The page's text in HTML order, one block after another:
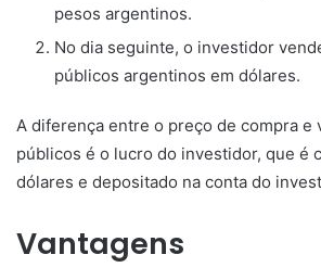
pesos argentinos.
No dia seguinte, o investidor
públicos argentinos em dólares.
A diferença entre o preço de compra e
públicos é o lucro do investidor, que é
dólares e depositado na conta do
Vantagens